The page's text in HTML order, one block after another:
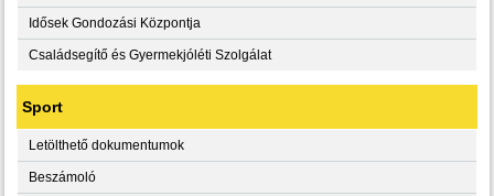
Idősek Gondozási Központja
Családsegítő és Gyermekjóléti Szolgálat
Sport
Letölthető dokumentumok
Beszámoló